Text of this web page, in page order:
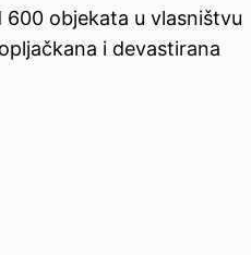
600 objekata u vlasništvu
i devastirana